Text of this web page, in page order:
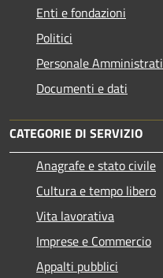
Enti e fondazioni
Politici
Personale
Documenti e dati
CATEGORIE DI SERVIZIO
Anagrafe e stato civile
Cultura e tempo libero
Vita lavorativa
Imprese e Commercio
Appalti pubblici